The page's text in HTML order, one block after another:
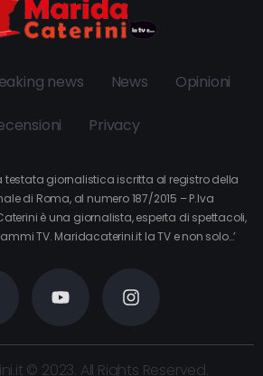
news News Opinioni
Privacy
testata giornalistica iscritta al registro della
di Roma, al numero 187/2015 – P.Iva
è una giornalista, esperta di spettacoli,
TV. Maridacaterini.it la TV e non solo…’
© 2023. All Rights Reserved.